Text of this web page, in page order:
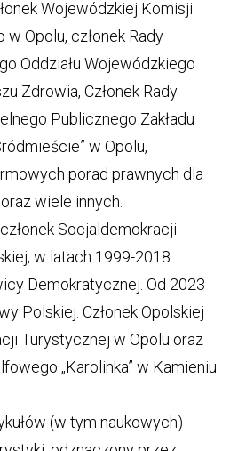
Wojewódzkiej Komisji
w Opolu, członek Rady
Oddziału Wojewódzkiego
Zdrowia, Członek Rady
Publicznego Zakładu
w Opolu,
porad prawnych dla
wiele innych.
Socjaldemokracji
w latach 1999-2018
Demokratycznej. Od 2023
Polskiej. Członek Opolskiej
Turystycznej w Opolu oraz
„Karolinka” w Kamieniu
(w tym naukowych)